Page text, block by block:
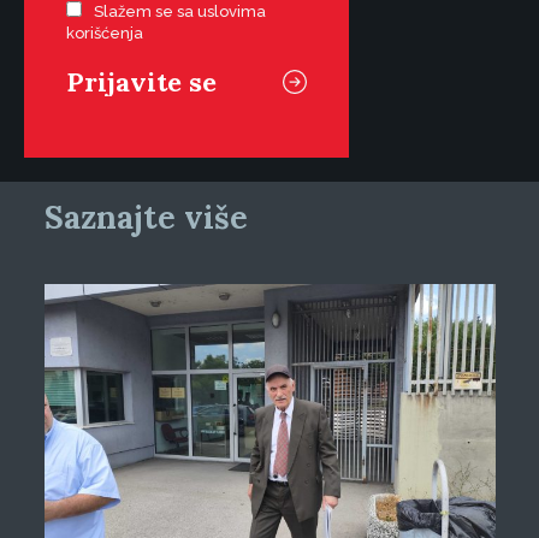
Slažem se sa uslovima
korišćenja
Saznajte više